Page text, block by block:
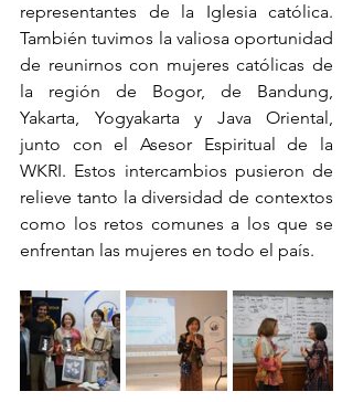
representantes de la Iglesia católica.
También tuvimos la valiosa oportunidad
de reunirnos con mujeres católicas de
la región de Bogor, de Bandung,
Yakarta, Yogyakarta y Java Oriental,
junto con el Asesor Espiritual de la
WKRI. Estos intercambios pusieron de
relieve tanto la diversidad de contextos
como los retos comunes a los que se
enfrentan las mujeres en todo el país.